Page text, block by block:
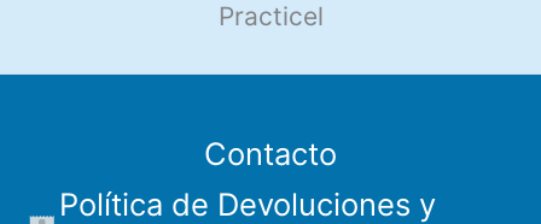
Practicel
Contacto
Política de Devoluciones y